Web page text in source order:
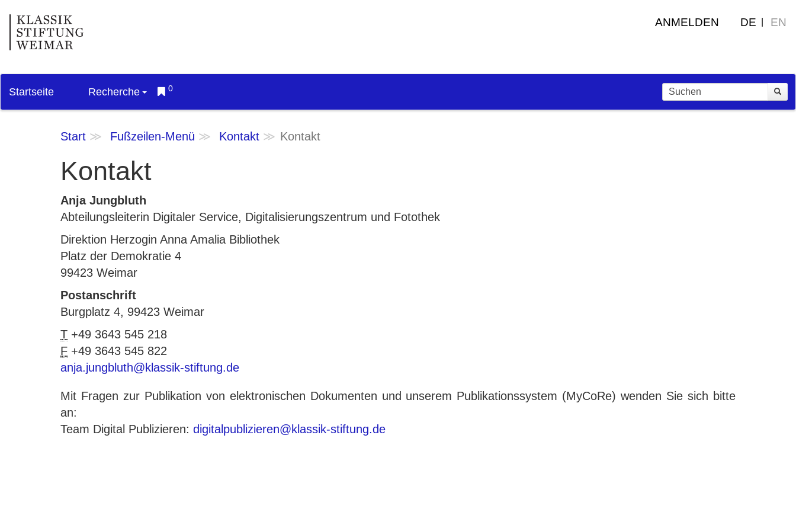
ANMELDEN DE EN
Startseite Recherche 0
Start Fußzeilen-Menü Kontakt Kontakt
Kontakt
Anja Jungbluth
Abteilungsleiterin Digitaler Service, Digitalisierungszentrum und Fotothek
Direktion Herzogin Anna Amalia Bibliothek
Platz der Demokratie 4
99423 Weimar
Postanschrift
Burgplatz 4, 99423 Weimar
T +49 3643 545 218
F +49 3643 545 822
anja.jungbluth@klassik-stiftung.de
Mit Fragen zur Publikation von elektronischen Dokumenten und unserem Publikationssystem (MyCoRe) wenden Sie sich bitte
an:
Team Digital Publizieren: digitalpublizieren@klassik-stiftung.de